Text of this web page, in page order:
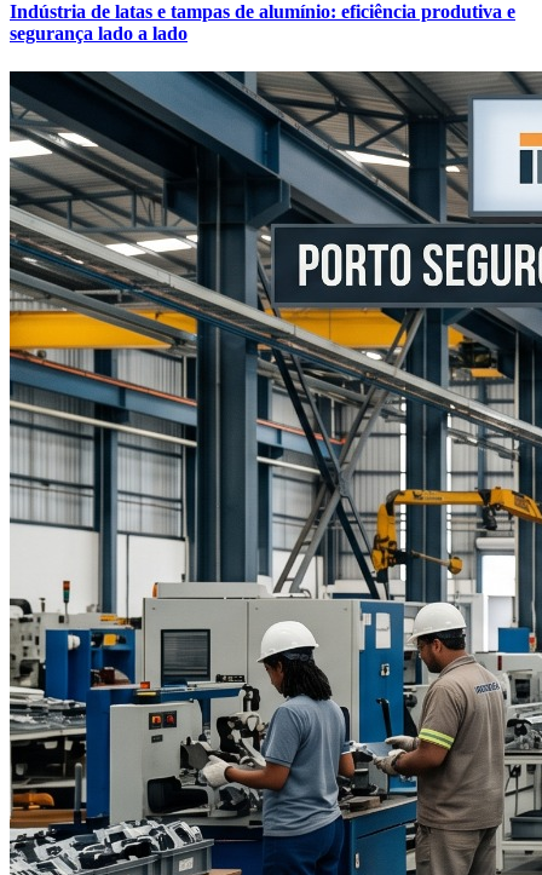
Indústria de latas e tampas de alumínio: eficiência produtiva e
segurança lado a lado